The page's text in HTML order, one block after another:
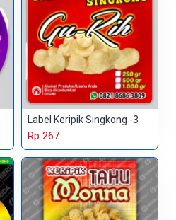
Label Keripik Singkong -3
Rp 267